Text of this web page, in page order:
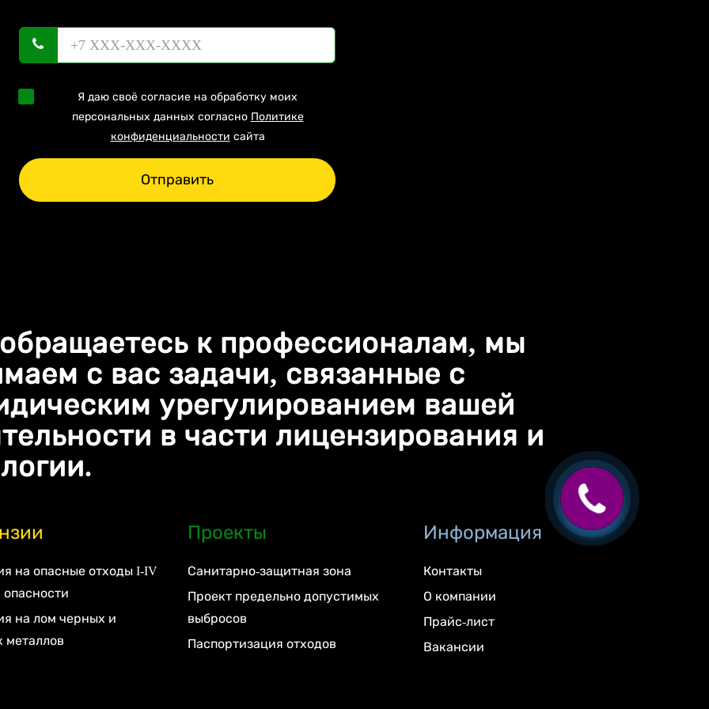
Я даю своё согласие на обработку моих
персональных данных согласно Политике
конфиденциальности сайта
Отправить
к профессионалам, мы
с вас задачи, связанные с
урегулированием вашей
в части лицензирования и
на опасные отходы I-IV
опасности
на лом черных и
металлов
Проекты
Санитарно-защитная зона
Проект предельно допустимых
выбросов
Паспортизация отходов
Информация
Контакты
О компании
Прайс-лист
Вакансии